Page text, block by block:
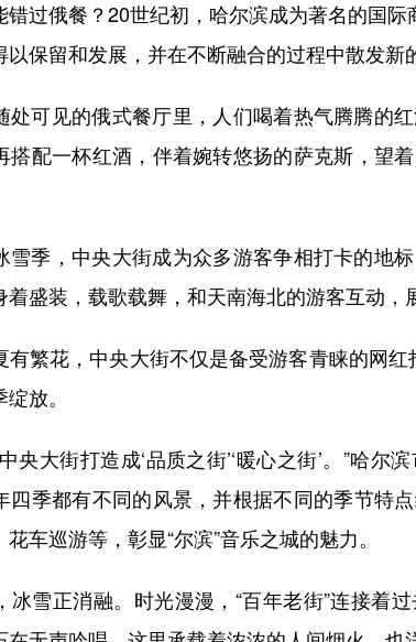
俄餐？20世纪初，哈尔滨成为著名的国际
以保留和发展，并在不断融合的过程中散发新
见的俄式餐厅里，人们喝着热气腾腾的红
搭配一杯红酒，伴着婉转悠扬的萨克斯，望
，中央大街成为众多游客争相打卡的地标
着盛装，载歌载舞，和天南海北的游客互动，
花，中央大街不仅是备受游客青睐的网红
放。
大街打造成‘品质之街’‘暖心之街’。”哈尔
四季都有不同的风景，并根据不同的季节特
车巡游等，彰显“尔滨”音乐之城的魅力。
正消融。时光漫漫，“百年老街”连接着过